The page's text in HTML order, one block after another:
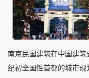
南京民国建筑在中国建
纪初全国性首都的城市